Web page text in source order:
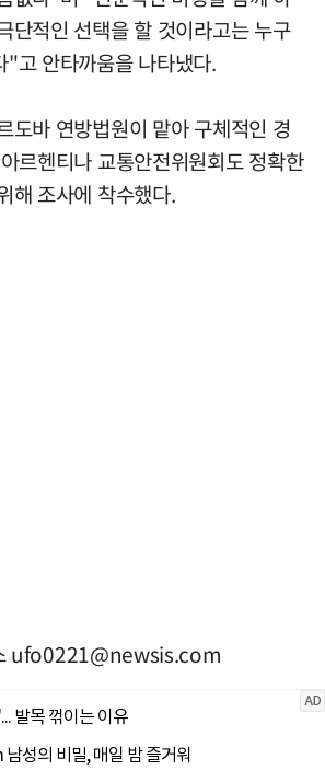
단적인 선택을 할 것이라고는 누구
"고 안타까움을 나타냈다.
도바 연방법원이 맡아 구체적인 경
르헨티나 교통안전위원회도 정확한
해 조사에 착수했다.
ufo0221@newsis.com